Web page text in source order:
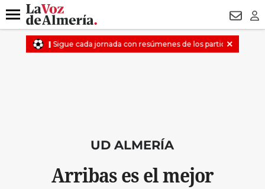
DESTACADO TURISMO
Menú
UD ALMERÍA
Arribas es el mejor